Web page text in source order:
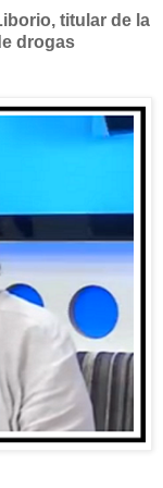
titular de la
drogas